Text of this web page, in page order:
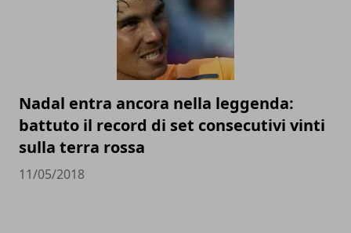
Nadal entra ancora nella leggenda:
battuto il record di set consecutivi vinti
sulla terra rossa
11/05/2018